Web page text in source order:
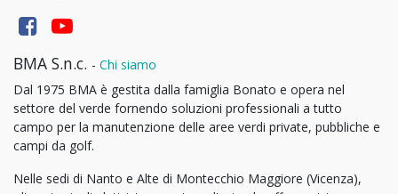
BMA S.n.c. - Chi siamo
Dal 1975 BMA è gestita dalla famiglia Bonato e opera nel
settore del verde fornendo soluzioni professionali a tutto
campo per la manutenzione delle aree verdi private, pubbliche e
campi da golf.
Nelle sedi di Nanto e Alte di Montecchio Maggiore (Vicenza),